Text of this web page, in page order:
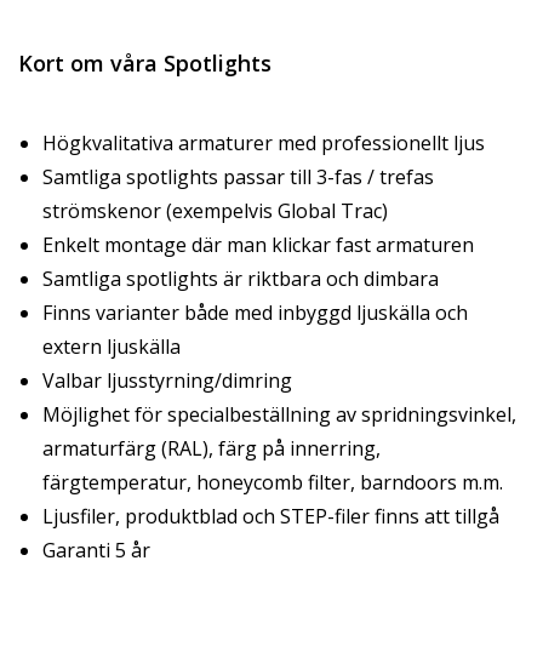
Kort om våra Spotlights
Högkvalitativa armaturer med professionellt ljus
Samtliga spotlights passar till 3-fas / trefas
strömskenor (exempelvis Global Trac)
Enkelt montage där man klickar fast armaturen
Samtliga spotlights är riktbara och dimbara
Finns varianter både med inbyggd ljuskälla och
extern ljuskälla
Valbar ljusstyrning/dimring
Möjlighet för specialbeställning av spridningsvinkel,
armaturfärg (RAL), färg på innerring,
färgtemperatur, honeycomb filter, barndoors m.m.
Ljusfiler, produktblad och STEP-filer finns att tillgå
Garanti 5 år